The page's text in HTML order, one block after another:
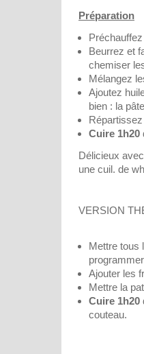
Préparation
Beurrez et
chemiser
Mélangez
Ajoutez
bien : la
Cuire 1h20
Délicieux
une cuil. de
VERSION
Mettre tous
Ajouter les
Mettre la
Cuire 1h20
couteau.